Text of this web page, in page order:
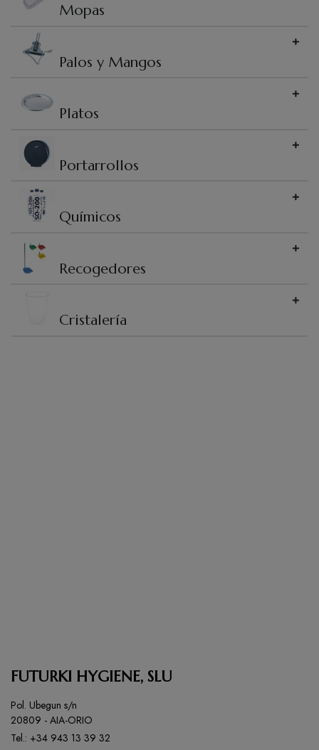
Mopas
Palos y Mangos
Platos
Portarrollos
Químicos
Recogedores
Cristalería
FUTURKI HYGIENE, SLU
Pol. Ubegun s/n
20809 - AIA-ORIO
Tel.: +34 943 13 39 32